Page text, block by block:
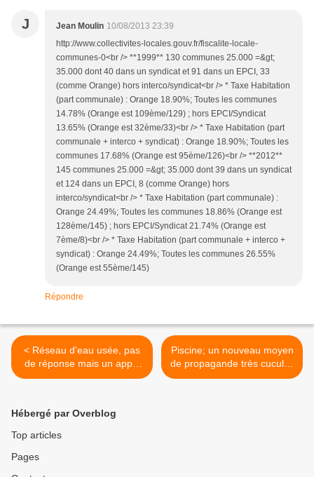
J Jean Moulin 10/08/2013 23:39
http://www.collectivites-locales.gouv.fr/fiscalite-locale-
communes-0<br /> **1999** 130 communes 25.000 =&gt;
35.000 dont 40 dans un syndicat et 91 dans un EPCI, 33
(comme Orange) hors interco/syndicat<br /> * Taxe Habitation
(part communale) : Orange 18.90%; Toutes les communes
14.78% (Orange est 109ème/129) ; hors EPCI/Syndicat
13.65% (Orange est 32ème/33)<br /> * Taxe Habitation (part
communale + interco + syndicat) : Orange 18.90%; Toutes les
communes 17.68% (Orange est 95ème/126)<br /> **2012**
145 communes 25.000 =&gt; 35.000 dont 39 dans un syndicat
et 124 dans un EPCI, 8 (comme Orange) hors
interco/syndicat<br /> * Taxe Habitation (part communale) :
Orange 24.49%; Toutes les communes 18.86% (Orange est
128ème/145) ; hors EPCI/Syndicat 21.74% (Orange est
7ème/8)<br /> * Taxe Habitation (part communale + interco +
syndicat) : Orange 24.49%; Toutes les communes 26.55%
(Orange est 55ème/145)
Répondre
< Réseau d'eau usée, pas
de réponse mais un appel
d'offre?
Piscine; un nouveau moyen
de propagande très cucul la
praline. >
Hébergé par Overblog
Top articles
Pages